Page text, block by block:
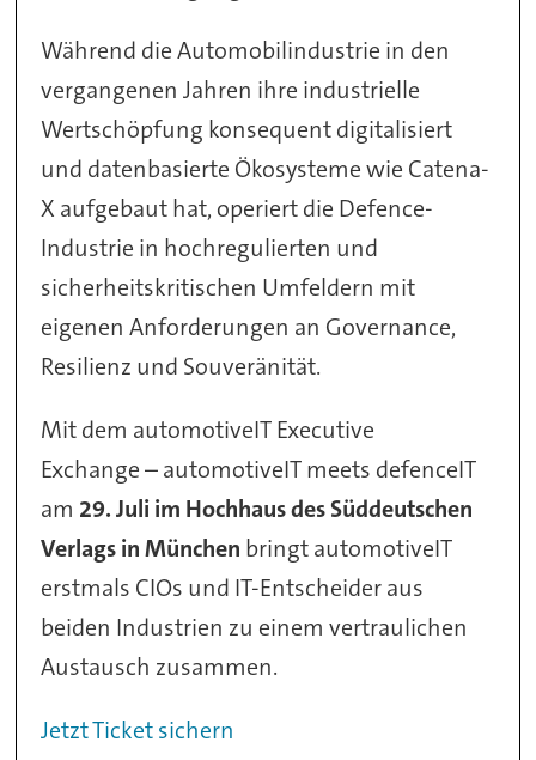
Während die Automobilindustrie in den
vergangenen Jahren ihre industrielle
Wertschöpfung konsequent digitalisiert
und datenbasierte Ökosysteme wie Catena-
X aufgebaut hat, operiert die Defence-
Industrie in hochregulierten und
sicherheitskritischen Umfeldern mit
eigenen Anforderungen an Governance,
Resilienz und Souveränität.
Mit dem automotiveIT Executive
Exchange – automotiveIT meets defenceIT
am 29. Juli im Hochhaus des Süddeutschen
Verlags in München bringt automotiveIT
erstmals CIOs und IT-Entscheider aus
beiden Industrien zu einem vertraulichen
Austausch zusammen.
Jetzt Ticket sichern